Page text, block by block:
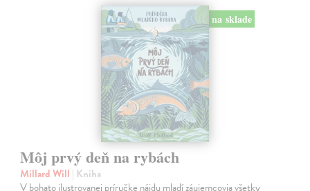
na sklade
Môj prvý deň na rybách
Millard Will | Kniha
V bohato ilustrovanej príručke nájdu mladí záujemcovia všetky